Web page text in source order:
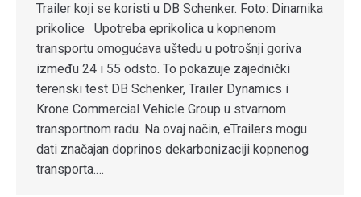
Trailer koji se koristi u DB Schenker. Foto: Dinamika
prikolice Upotreba eprikolica u kopnenom
transportu omogućava uštedu u potrošnji goriva
između 24 i 55 odsto. To pokazuje zajednički
terenski test DB Schenker, Trailer Dynamics i
Krone Commercial Vehicle Group u stvarnom
transportnom radu. Na ovaj način, eTrailers mogu
dati značajan doprinos dekarbonizaciji kopnenog
transporta.…